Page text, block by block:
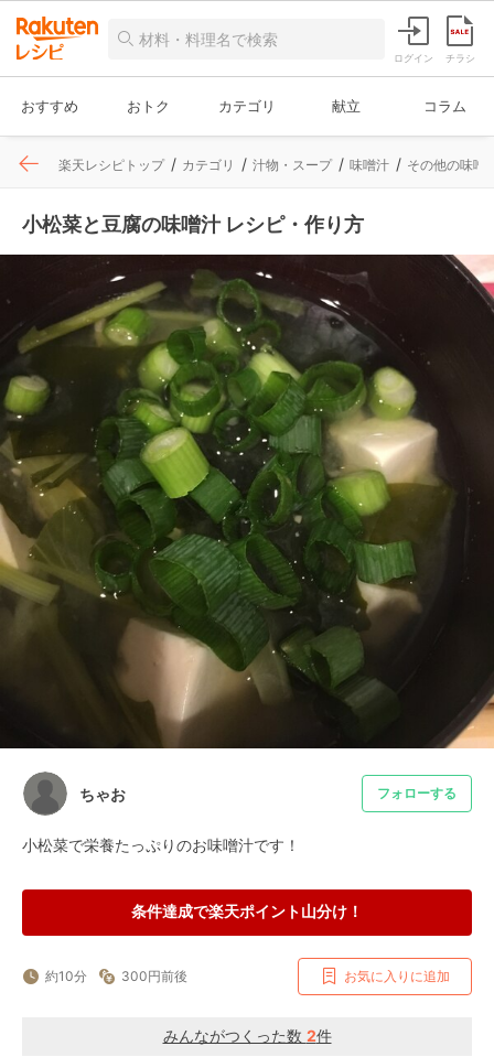
ログイン チラシ
おすすめ おトク カテゴリ 献立 コラム
楽天レシピトップ カテゴリ 汁物・スープ 味噌汁 その他の味噌
小松菜と豆腐の味噌汁 レシピ・作り方
ちゃお フォローする
小松菜で栄養たっぷりのお味噌汁です！
条件達成で楽天ポイント山分け！
約10分 300円前後 お気に入りに追加
みんながつくった数 2件